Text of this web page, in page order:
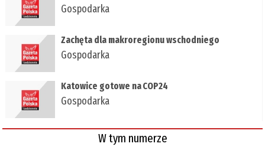
Gospodarka
Zachęta dla makroregionu wschodniego
Gospodarka
Katowice gotowe na COP24
Gospodarka
W tym numerze